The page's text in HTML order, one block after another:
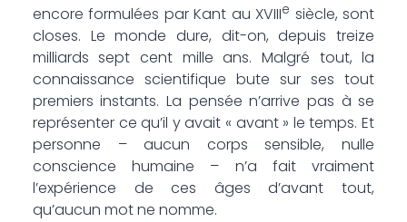
encore formulées par Kant au XVIIIe siècle, sont
closes. Le monde dure, dit-on, depuis treize
milliards sept cent mille ans. Malgré tout, la
connaissance scientifique bute sur ses tout
premiers instants. La pensée n’arrive pas à se
représenter ce qu’il y avait « avant » le temps. Et
personne – aucun corps sensible, nulle
conscience humaine – n’a fait vraiment
l’expérience de ces âges d’avant tout,
qu’aucun mot ne nomme.